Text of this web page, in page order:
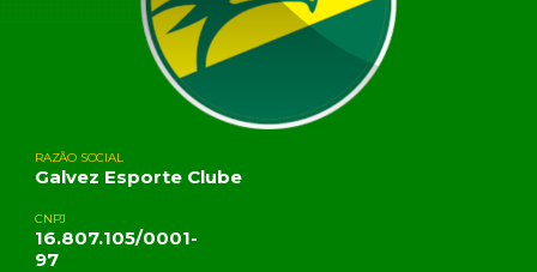
RAZÃO SOCIAL
Galvez Esporte Clube
CNPJ
16.807.105/0001-
97